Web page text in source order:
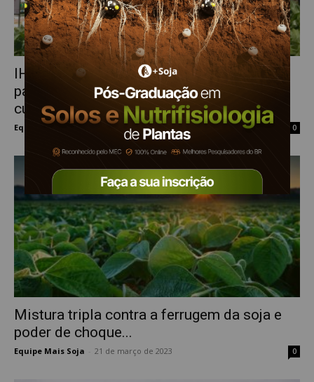
IHARA apresenta lançamentos e soluções
para alavancar a produtividade das
culturas...
Equipe Mais Soja 23 de março de 2023 0
Mistura tripla contra a ferrugem da soja e
poder de choque...
Equipe Mais Soja 21 de março de 2023 0